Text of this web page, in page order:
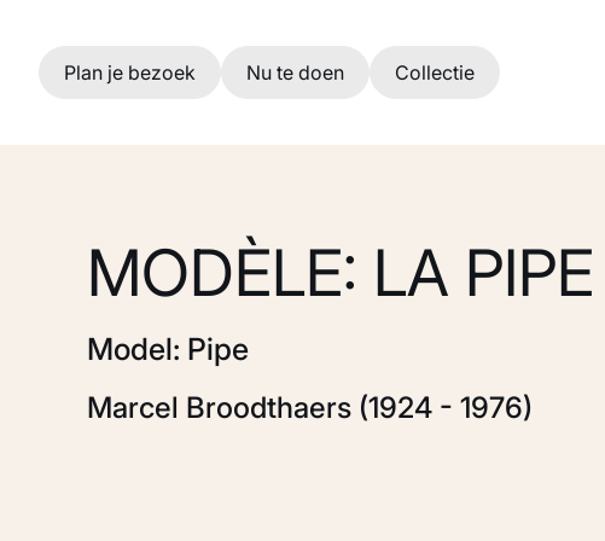
Ga naar hoofdinhoud
Plan je bezoek Nu te doen Collectie
MODÈLE: LA PIPE
Model: Pipe
Marcel Broodthaers (1924 - 1976)